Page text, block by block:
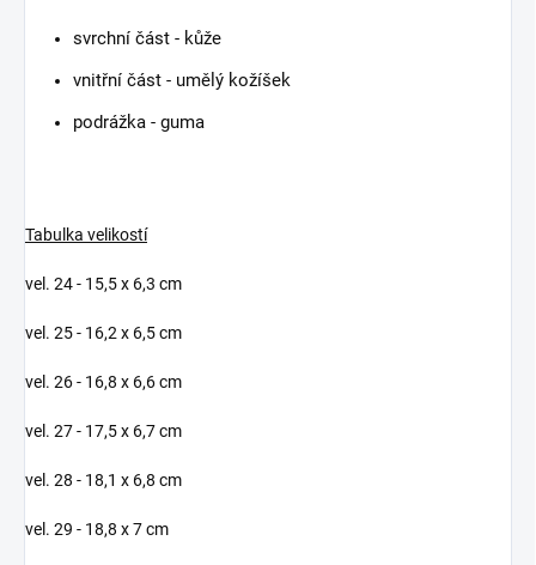
svrchní část - kůže
vnitřní část - umělý kožíšek
podrážka - guma
Tabulka velikostí
vel. 24 - 15,5 x 6,3 cm
vel. 25 - 16,2 x 6,5 cm
vel. 26 - 16,8 x 6,6 cm
vel. 27 - 17,5 x 6,7 cm
vel. 28 - 18,1 x 6,8 cm
vel. 29 - 18,8 x 7 cm